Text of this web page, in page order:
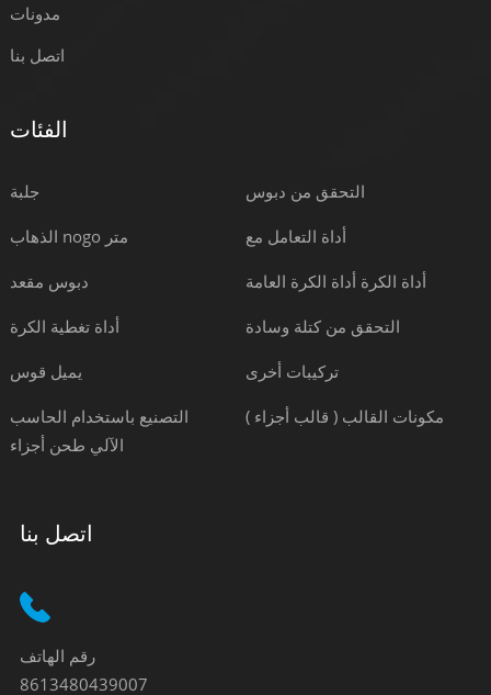
مدونات
اتصل بنا
الفئات
جلبة التحقق من دبوس
الذهاب nogo متر أداة التعامل مع
دبوس مقعد أداة الكرة أداة الكرة العامة
أداة تغطية الكرة التحقق من كتلة وسادة
يميل قوس تركيبات أخرى
التصنيع باستخدام الحاسب
الآلي طحن أجزاء
مكونات القالب ( قالب أجزاء )
اتصل بنا
رقم الهاتف
8613480439007